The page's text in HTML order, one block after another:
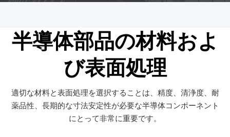
半導体部品の材料およ
び表面処理
適切な材料と表面処理を選択することは、精度、清浄度、耐
薬品性、長期的な寸法安定性が必要な半導体コンポーネント
にとって非常に重要です。